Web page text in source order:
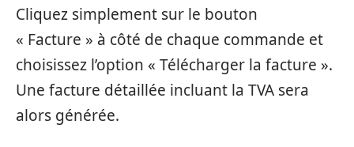
Cliquez simplement sur le bouton
« Facture » à côté de chaque commande et
choisissez l’option « Télécharger la facture ».
Une facture détaillée incluant la TVA sera
alors générée.